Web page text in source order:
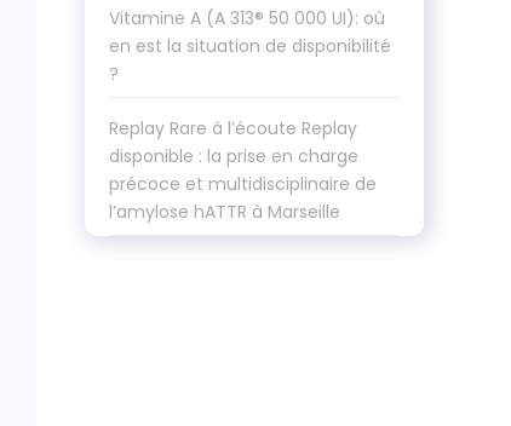
Vitamine A (A 313® 50 000 UI): où
en est la situation de disponibilité
?
Replay Rare à l’écoute Replay
disponible : la prise en charge
précoce et multidisciplinaire de
l’amylose hATTR à Marseille